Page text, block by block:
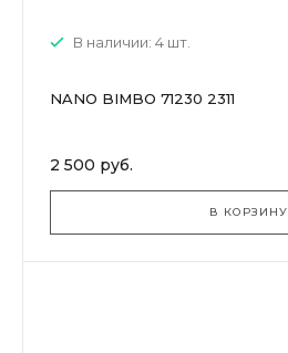
В наличии: 4 шт.
NANO BIMBO 71230 2311
2 500 руб.
В КОРЗИНУ